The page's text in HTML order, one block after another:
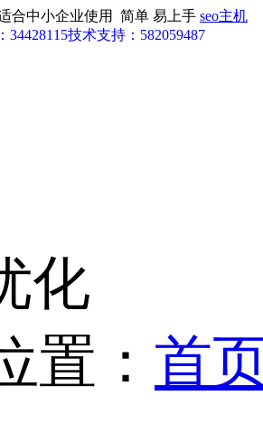
合中小企业使用 简单 易上手 seo主机
34428115技术支持：582059487
化
置： 首